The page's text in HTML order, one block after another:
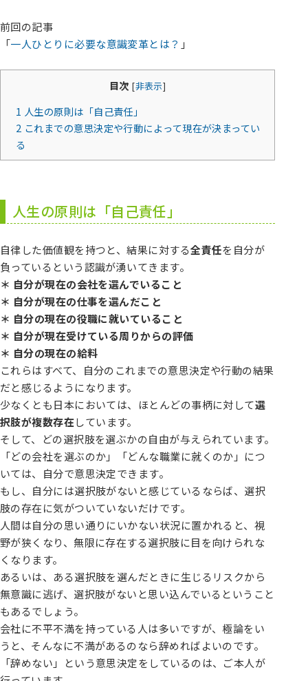
前回の記事
「一人ひとりに必要な意識変革とは？ 」
目次 [非表示]
1 人生の原則は「自己責任」
2 これまでの意思決定や行動によって現在が決まってい
る
人生の原則は「自己責任」
自律した価値観を持つと、結果に対する全責任を自分が
負っているという認識が湧いてきます。
＊ 自分が現在の会社を選んでいること
＊ 自分が現在の仕事を選んだこと
＊ 自分の現在の役職に就いていること
＊ 自分が現在受けている周りからの評価
＊ 自分の現在の給料
これらはすべて、自分のこれまでの意思決定や行動の結果
だと感じるようになります。
少なくとも日本においては、ほとんどの事柄に対して選
択肢が複数存在しています。
そして、どの選択肢を選ぶかの自由が与えられています。
「どの会社を選ぶのか」「どんな職業に就くのか」につ
いては、自分で意思決定できます。
もし、自分には選択肢がないと感じているならば、選択
肢の存在に気がついていないだけです。
人間は自分の思い通りにいかない状況に置かれると、視
野が狭くなり、無限に存在する選択肢に目を向けられな
くなります。
あるいは、ある選択肢を選んだときに生じるリスクから
無意識に逃げ、選択肢がないと思い込んでいるということ
もあるでしょう。
会社に不平不満を持っている人は多いですが、極論をい
うと、そんなに不満があるのなら辞めればよいのです。
「辞めない」という意思決定をしているのは、ご本人が